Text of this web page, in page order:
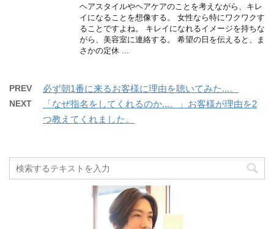
ヘアスタイルやヘアケアのことを考えながら、キレ
イになることを想像する。 女性なら特にワクワクす
ることですよね。 キレイになれるイメージを持ちな
がら、美容室に連絡する。 希望の日を伝えると、ま
さかの定休 ...
PREV 必ず朝1番に来るお客様に理由を聴いてみた...。
NEXT
「なぜ指名をしてくれるのか...。」お客様が理由を2
つ教えてくれました。